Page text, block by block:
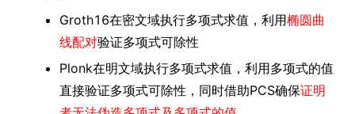
Groth16在密文域执行多项式求值，利用椭圆曲
线配对验证多项式可除性
Plonk在明文域执行多项式求值，利用多项式的值
直接验证多项式可除性，同时借助PCS确保证明